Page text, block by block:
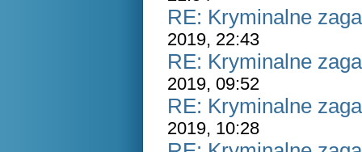
RE: Kryminalne
2019, 22:43
RE: Kryminalne
2019, 09:52
RE: Kryminalne
2019, 10:28